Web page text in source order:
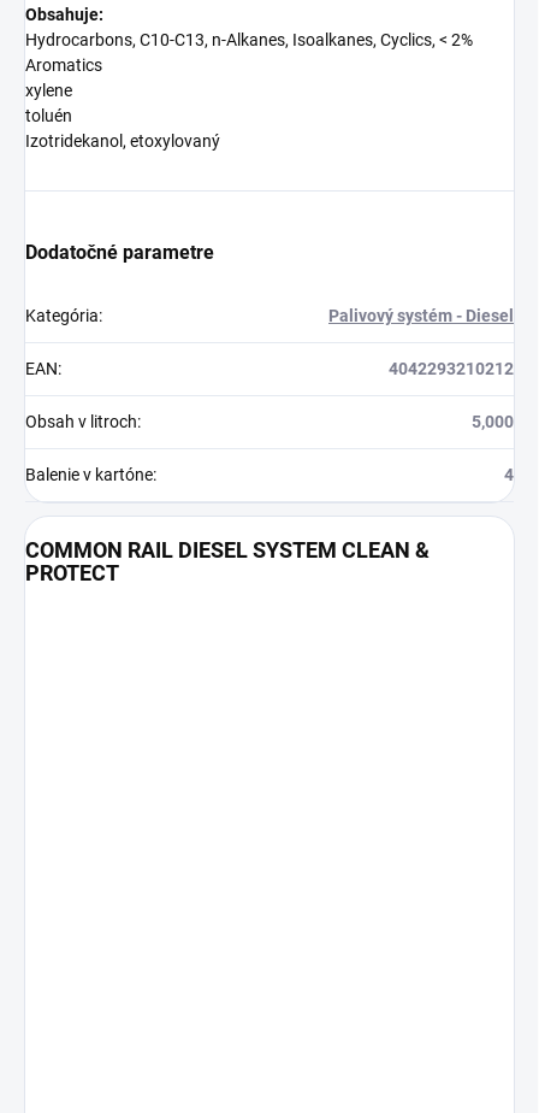
Obsahuje:
Hydrocarbons, C10-C13, n-Alkanes, Isoalkanes, Cyclics, < 2%
Aromatics
xylene
toluén
Izotridekanol, etoxylovaný
Dodatočné parametre
Kategória: Palivový systém - Diesel
EAN: 4042293210212
Obsah v litroch: 5,000
Balenie v kartóne: 4
COMMON RAIL DIESEL SYSTEM CLEAN &
PROTECT